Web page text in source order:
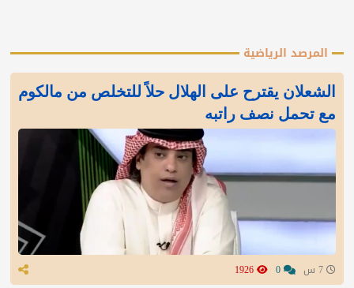
المرصد الرياضية
الشعلان يقترح على الهلال حلاً للتخلص من مالكوم
مع تحمل نصف راتبه